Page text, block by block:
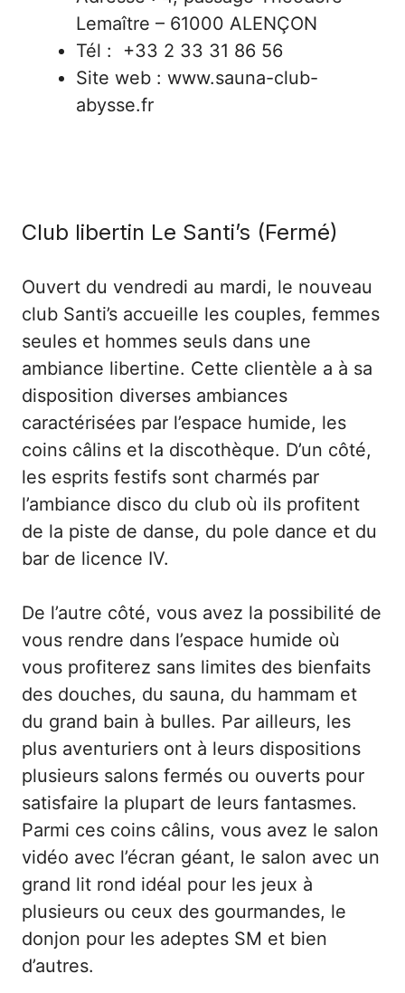
Lemaître – 61000 ALENÇON
Tél : +33 2 33 31 86 56
Site web : www.sauna-club-
abysse.fr
Club libertin Le Santi’s (Fermé)
Ouvert du vendredi au mardi, le nouveau
club Santi’s accueille les couples, femmes
seules et hommes seuls dans une
ambiance libertine. Cette clientèle a à sa
disposition diverses ambiances
caractérisées par l’espace humide, les
coins câlins et la discothèque. D’un côté,
les esprits festifs sont charmés par
l’ambiance disco du club où ils profitent
de la piste de danse, du pole dance et du
bar de licence IV.
De l’autre côté, vous avez la possibilité de
vous rendre dans l’espace humide où
vous profiterez sans limites des bienfaits
des douches, du sauna, du hammam et
du grand bain à bulles. Par ailleurs, les
plus aventuriers ont à leurs dispositions
plusieurs salons fermés ou ouverts pour
satisfaire la plupart de leurs fantasmes.
Parmi ces coins câlins, vous avez le salon
vidéo avec l’écran géant, le salon avec un
grand lit rond idéal pour les jeux à
plusieurs ou ceux des gourmandes, le
donjon pour les adeptes SM et bien
d’autres.